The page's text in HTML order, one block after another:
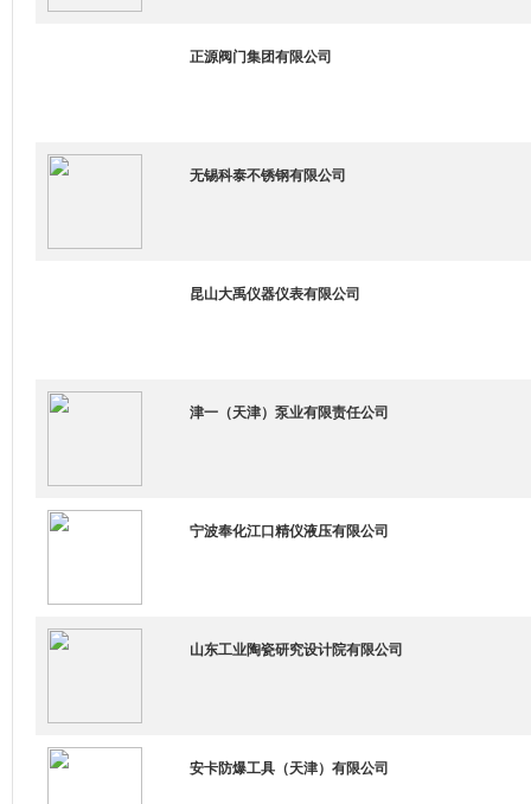
正源阀门集团有限公司
无锡科泰不锈钢有限公司
昆山大禹仪器仪表有限公司
津一（天津）泵业有限责任公司
宁波奉化江口精仪液压有限公司
山东工业陶瓷研究设计院有限公司
安卡防爆工具（天津）有限公司